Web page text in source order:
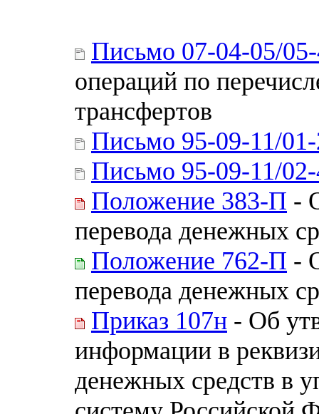
Письмо 07-04-05/
операций по
трансфертов
Письмо 95-09-11/
Письмо 95-09-11/
Положение 383-П -
перевода денежных
Положение 762-П -
перевода денежных
Приказ 107н - Об
информации в
денежных средств в